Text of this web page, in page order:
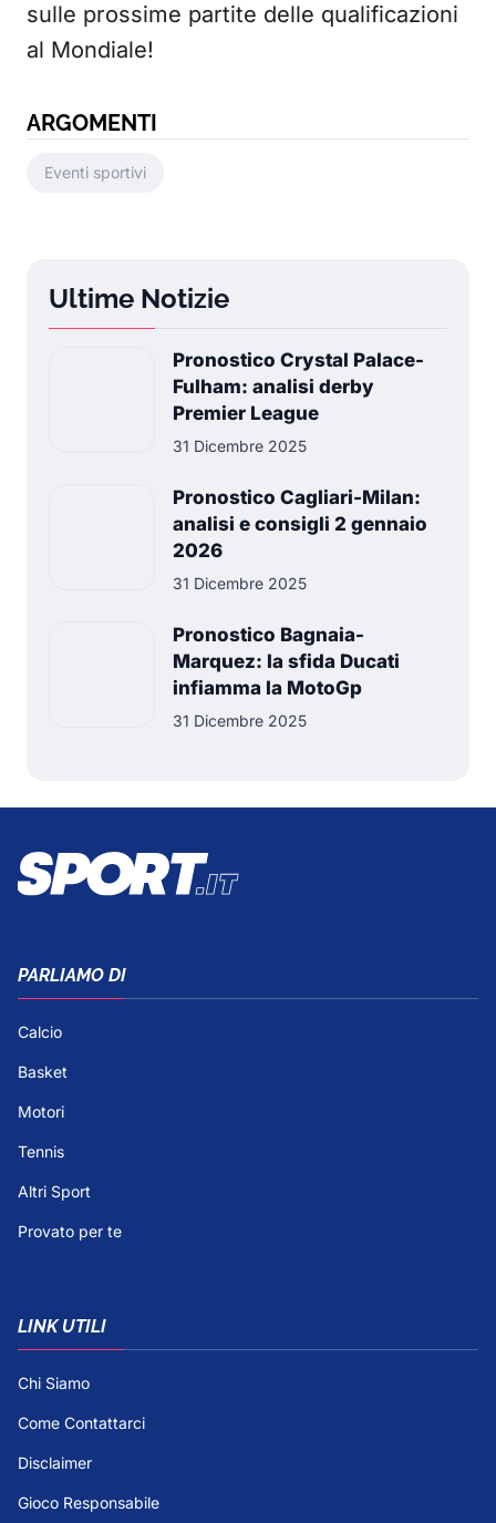
sulle prossime partite delle qualificazioni
al Mondiale!
ARGOMENTI
Eventi sportivi
Ultime Notizie
Pronostico Crystal Palace-
Fulham: analisi derby
Premier League
31 Dicembre 2025
Pronostico Cagliari-Milan:
analisi e consigli 2 gennaio
2026
31 Dicembre 2025
Pronostico Bagnaia-
Marquez: la sfida Ducati
infiamma la MotoGp
31 Dicembre 2025
PARLIAMO DI
Calcio
Basket
Motori
Tennis
Altri Sport
Provato per te
LINK UTILI
Chi Siamo
Come Contattarci
Disclaimer
Gioco Responsabile